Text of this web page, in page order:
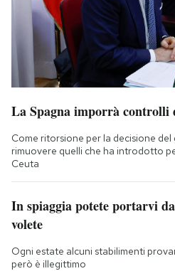
La Spagna imporrà
Come ritorsione per la decisione
rimuovere quelli che ha introdotto
Ceuta
In spiaggia potete portarvi
volete
Ogni estate alcuni stabilimenti
però è illegittimo